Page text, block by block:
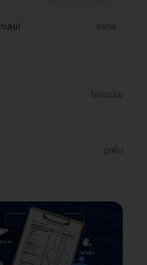
เลย! ขยาย
โหลดเลย
ดูเพิ่ม